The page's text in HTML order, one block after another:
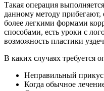
Такая операция
данному методу прибегают,
более легкими формами
способами, есть уроки с
возможность пластики
В каких случаях требуется
Неправильный
Когда обычное